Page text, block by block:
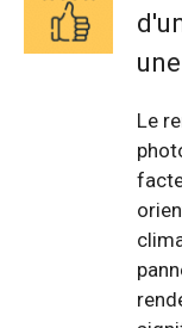
Le